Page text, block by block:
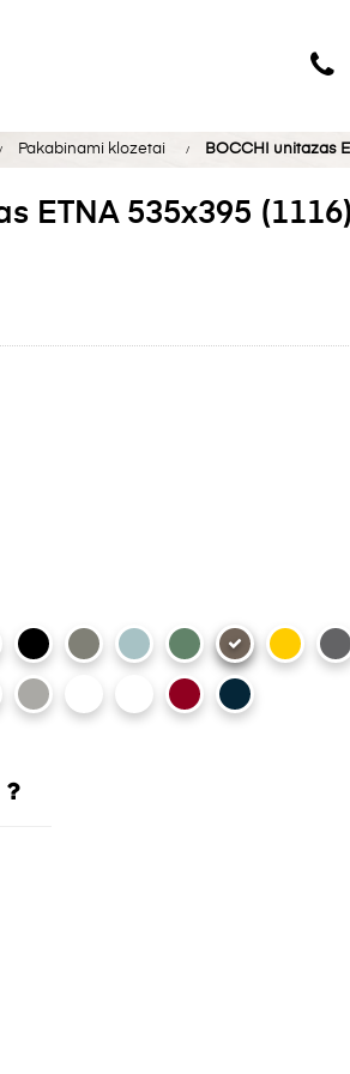
Pakabinami klozetai BOCCHI unitazas
ETNA 535x395 (1116)